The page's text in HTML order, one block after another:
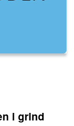
i grind